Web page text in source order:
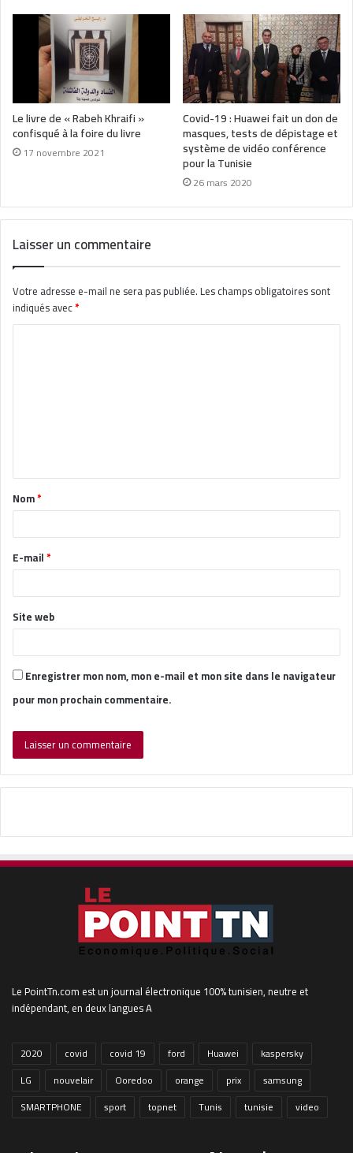
Le livre de « Rabeh Khraifi »
confisqué à la foire du livre
17 novembre 2021
Covid-19 : Huawei fait un don de
masques, tests de dépistage et
système de vidéo conférence
pour la Tunisie
26 mars 2020
Laisser un commentaire
Votre adresse e-mail ne sera pas publiée.Les champs obligatoires sont
indiqués avec*
t
a
e
*
Nom*
E-mail*
Site web
Enregistrer mon nom, mon e-mail et mon site dans le navigateur
pour mon prochain commentaire.
Le PointTn.com est un journal électronique 100% tunisien, neutre et
indépendant, en deux langues A
2020 covid covid 19 ford Huawei
kaspersky
LG
nouvelair Ooredoo orange prix
samsung
SMARTPHONE
sport topnet Tunis tunisie video